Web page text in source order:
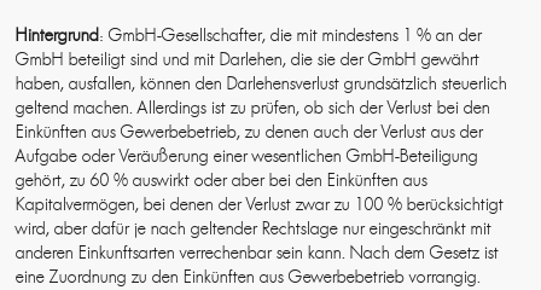
Hintergrund: GmbH-Gesellschafter, die mit mindestens 1 % an der
GmbH beteiligt sind und mit Darlehen, die sie der GmbH gewährt
haben, ausfallen, können den Darlehensverlust grundsätzlich steuerlich
geltend machen. Allerdings ist zu prüfen, ob sich der Verlust bei den
Einkünften aus Gewerbebetrieb, zu denen auch der Verlust aus der
Aufgabe oder Veräußerung einer wesentlichen GmbH-Beteiligung
gehört, zu 60 % auswirkt oder aber bei den Einkünften aus
Kapitalvermögen, bei denen der Verlust zwar zu 100 % berücksichtigt
wird, aber dafür je nach geltender Rechtslage nur eingeschränkt mit
anderen Einkunftsarten verrechenbar sein kann. Nach dem Gesetz ist
eine Zuordnung zu den Einkünften aus Gewerbebetrieb vorrangig.